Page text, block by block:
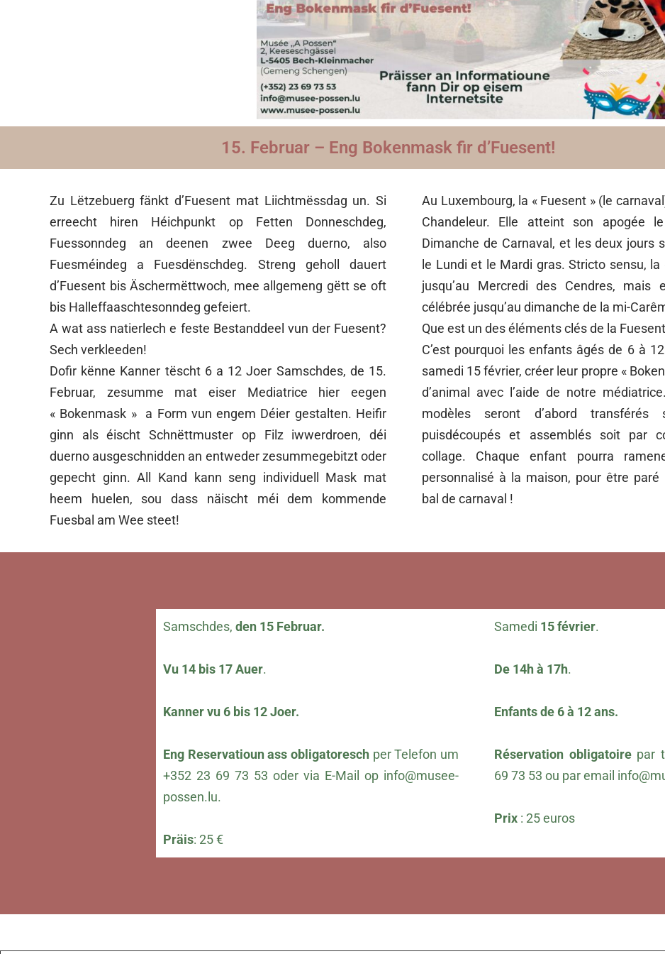
15. Februar – Eng Bokenmask fir d’Fuesent!
Zu Lëtzebuerg fänkt d’Fuesent mat Liichtmëssdag un. Si
erreecht hiren Héichpunkt op Fetten Donneschdeg,
Fuessonndeg an deenen zwee Deeg duerno, also
Fuesméindeg a Fuesdënschdeg. Streng geholl dauert
d’Fuesent bis Äschermëttwoch, mee allgemeng gëtt se oft
bis Halleffaaschtesonndeg gefeiert.
A wat ass natierlech e feste Bestanddeel vun der Fuesent?
Sech verkleeden!
Dofir kënne Kanner tëscht 6 a 12 Joer Samschdes, de 15.
Februar, zesumme mat eiser Mediatrice hier eegen
« Bokenmask » a Form vun engem Déier gestalten. Heifir
ginn als éischt Schnëttmuster op Filz iwwerdroen, déi
duerno ausgeschnidden an entweder zesummegebitzt oder
gepecht ginn. All Kand kann seng individuell Mask mat
heem huelen, sou dass näischt méi dem kommende
Fuesbal am Wee steet!
Au Luxembourg, la « Fuesent » (le
Chandeleur. Elle atteint son apogée
Dimanche de Carnaval, et les deux jours
le Lundi et le Mardi gras. Stricto sensu, la
jusqu’au Mercredi des Cendres, mais
célébrée jusqu’au dimanche de la mi-
Que est un des éléments clés de la
C’est pourquoi les enfants âgés de 6 à
samedi 15 février, créer leur propre «
d’animal avec l’aide de notre
modèles seront d’abord
puisdécoupés et assemblés soit par
collage. Chaque enfant pourra
personnalisé à la maison, pour être paré
bal de carnaval !
Samschdes, den 15 Februar.
Vu 14 bis 17 Auer.
Kanner vu 6 bis 12 Joer.
Eng Reservatioun ass obligatoresch per Telefon um
+352 23 69 73 53 oder via E-Mail op info@musee-
possen.lu.
Präis: 25 €
Samedi 15 février.
De 14h à 17h.
Enfants de 6 à 12 ans.
Réservation obligatoirepar
69 73 53 ou par email
Prix : 25 euros